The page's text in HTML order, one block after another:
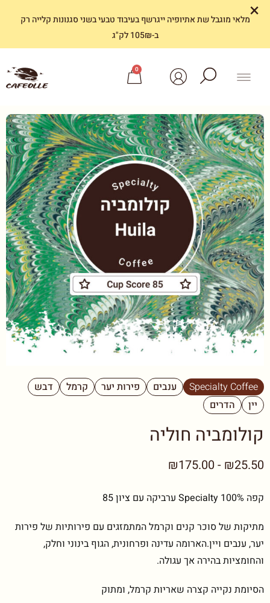
מלאי מוגבל שת אתיופיה ייגרשף בעיבוד טבעי בשני סגנונות קלייה רק
ב-105₪ לק"ג
×
0
Specialty Coffee ענבים פירות יער קרמל
דבש
יין
הדרים
קולומביה חוליה
₪25.50 - ₪175.00
קפה Specialty 100% ערביקה עם ציון 85
מתיקות של סוכר קנים וקרמל המתמזגים עם פירותיות של פירות
יער, ענבים ויין.הארומה עדינה ופרחונית, הגוף בינוני וחלק,
והחומציות בהירה אך עגולה.
הסיומת נקייה קצרה שאריות קרמל, ומתוק